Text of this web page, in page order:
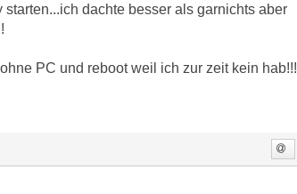
dachte besser als garnichts aber
PC und reboot weil ich zur zeit kein hab!!!